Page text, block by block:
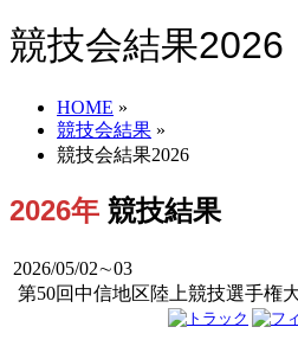
競技会結果2026
HOME »
競技会結果 »
競技会結果2026
2026年 競技結果
2026/05/02∼03
第50回中信地区陸上競技選手権